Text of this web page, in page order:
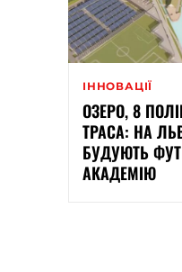
ІННОВАЦІЇ
ОЗЕРО, 8
ТРАСА: НА
БУДУЮТЬ
АКАДЕМІЮ